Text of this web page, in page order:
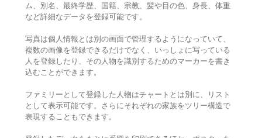
ム、別名、最終学歴、国籍、宗教、髪や目の色、身長、体重
など詳細なデータを登録可能です。
写真は個人情報とは別の画面で管理するようになっていて、
複数の画像を登録できるだけでなく、いっしょに写っている
人を登録したり、その人物を識別するためのマーカーを書き
込むことができます。
ファミリーとして登録した人物はチャートとは別に、リスト
として表示可能です。さらにそれぞれの家族をツリー構造で
表現することもできます。